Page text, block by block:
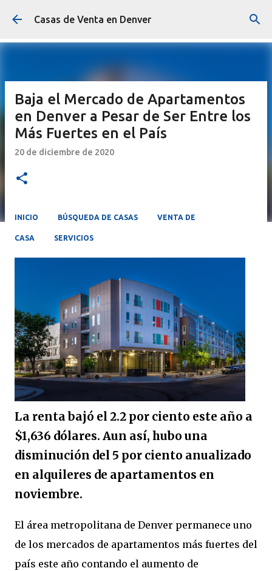
Ir al contenido principal
Casas de Venta en Denver
Baja el Mercado de Apartamentos
en Denver a Pesar de Ser Entre los
Más Fuertes en el País
20 de diciembre de 2020
INICIO BÚSQUEDA DE CASAS VENTA DE
CASA SERVICIOS
La renta bajó el 2.2 por ciento este año a
$1,636 dólares. Aun así, hubo una
disminución del 5 por ciento anualizado
en alquileres de apartamentos en
noviembre.
El área metropolitana de Denver permanece uno
de los mercados de apartamentos más fuertes del
país este año contando el aumento de